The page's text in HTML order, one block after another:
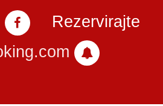
Rezervirajte